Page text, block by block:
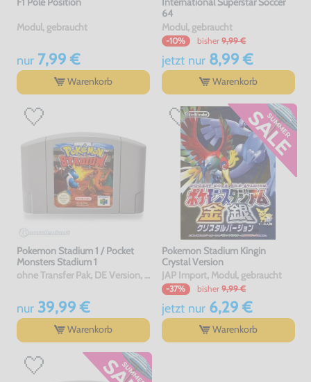
Modul, gebraucht
nur7,99 €
Warenkorb
64
Modul, gebraucht
-10% bisher 9,99 €
jetzt nur8,99 €
Warenkorb
Pokemon Stadium 1 / Pocket
Monsters Stadium 1
ohne Transfer Pak, DE Version, Modul, sehr guter Zustand, gebraucht
nur39,99 €
Warenkorb
Pokemon Stadium Kingin
Crystal Version
JAP Import, Modul, gebraucht
-37% bisher 9,99 €
jetzt nur6,29 €
Warenkorb